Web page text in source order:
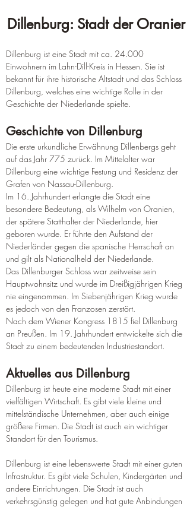
Dillenburg: Stadt der Oranier
Dillenburg ist eine Stadt mit ca. 24.000
Einwohnern im Lahn-Dill-Kreis in Hessen. Sie ist
bekannt für ihre historische Altstadt und das Schloss
Dillenburg, welches eine wichtige Rolle in der
Geschichte der Niederlande spielte.
Geschichte von Dillenburg
Die erste urkundliche Erwähnung Dillenbergs geht
auf das Jahr 775 zurück. Im Mittelalter war
Dillenburg eine wichtige Festung und Residenz der
Grafen von Nassau-Dillenburg.
Im 16. Jahrhundert erlangte die Stadt eine
besondere Bedeutung, als Wilhelm von Oranien,
der spätere Statthalter der Niederlande, hier
geboren wurde. Er führte den Aufstand der
Niederländer gegen die spanische Herrschaft an
und gilt als Nationalheld der Niederlande.
Das Dillenburger Schloss war zeitweise sein
Hauptwohnsitz und wurde im Dreißigjährigen Krieg
nie eingenommen. Im Siebenjährigen Krieg wurde
es jedoch von den Franzosen zerstört.
Nach dem Wiener Kongress 1815 fiel Dillenburg
an Preußen. Im 19. Jahrhundert entwickelte sich die
Stadt zu einem bedeutenden Industriestandort.
Aktuelles aus Dillenburg
Dillenburg ist heute eine moderne Stadt mit einer
vielfältigen Wirtschaft. Es gibt viele kleine und
mittelständische Unternehmen, aber auch einige
größere Firmen. Die Stadt ist auch ein wichtiger
Standort für den Tourismus.
Dillenburg ist eine lebenswerte Stadt mit einer guten
Infrastruktur. Es gibt viele Schulen, Kindergärten und
andere Einrichtungen. Die Stadt ist auch
verkehrsgünstig gelegen und hat gute Anbindungen